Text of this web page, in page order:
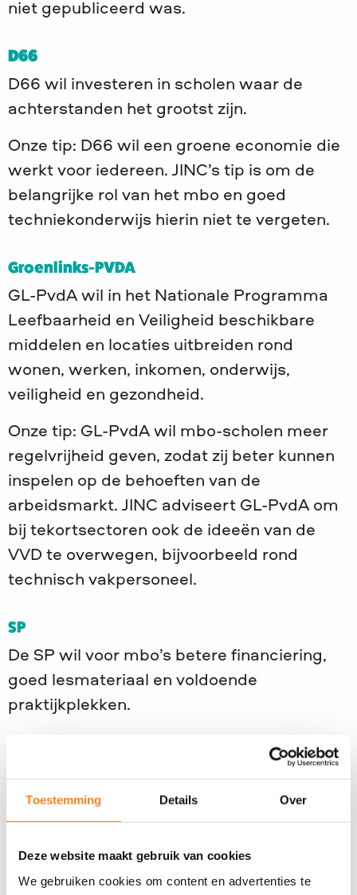
Toestemming Details Over
Deze website maakt gebruik van cookies
We gebruiken cookies om content en advertenties te
niet gepubliceerd was.
D66
D66 wil investeren in scholen waar de
achterstanden het grootst zijn.
Onze tip: D66 wil een groene economie die
werkt voor iedereen. JINC’s tip is om de
belangrijke rol van het mbo en goed
techniekonderwijs hierin niet te vergeten.
Groenlinks-PVDA
GL-PvdA wil in het Nationale Programma
Leefbaarheid en Veiligheid beschikbare
middelen en locaties uitbreiden rond
wonen, werken, inkomen, onderwijs,
veiligheid en gezondheid.
Onze tip: GL-PvdA wil mbo-scholen meer
regelvrijheid geven, zodat zij beter kunnen
inspelen op de behoeften van de
arbeidsmarkt. JINC adviseert GL-PvdA om
bij tekortsectoren ook de ideeën van de
VVD te overwegen, bijvoorbeeld rond
technisch vakpersoneel.
SP
De SP wil voor mbo’s betere financiering,
goed lesmateriaal en voldoende
praktijkplekken.
Onze tip: De SP wil flink investeren in het
onderwijs om mensen uit de armoede te
trekken. JINC benadrukt dat
maatschappelijke organisaties een
school binnen te brengen en vraagt
hiervoor aandacht.